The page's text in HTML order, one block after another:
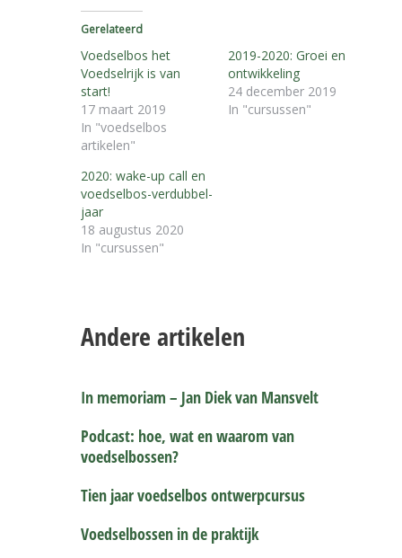
Gerelateerd
Voedselbos het
Voedselrijk is van
start!
17 maart 2019
In "voedselbos
artikelen"
2019-2020: Groei en
ontwikkeling
24 december 2019
In "cursussen"
2020: wake-up call en
voedselbos-verdubbel-
jaar
18 augustus 2020
In "cursussen"
Andere artikelen
In memoriam – Jan Diek van Mansvelt
Podcast: hoe, wat en waarom van
voedselbossen?
Tien jaar voedselbos ontwerpcursus
Voedselbossen in de praktijk